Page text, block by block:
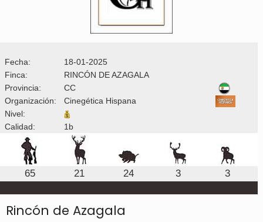
Fecha:
18-01-2025
Finca:
RINCÓN DE AZAGALA
Provincia:
CC
Organización:
Cinegética Hispana
Nivel:
Calidad:
1b
65 21 24 3 3
Rincón de Azagala